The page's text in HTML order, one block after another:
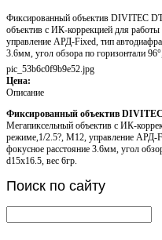
Фиксированный объектив DIVITEC
объектив с ИК-коррекцией для
управление АРД-Fixed, тип
3.6мм, угол обзора по горизонтали
pic_53b6c0f9b9e52.jpg
Цена:
Описание
Фиксированный объектив
Мегапиксельный объектив с ИК-
режиме,1/2.5?, M12, управление АРД-
фокусное расстояние 3.6мм, угол
d15х16.5, вес 6гр.
Поиск по сайту